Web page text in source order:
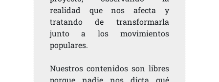
realidad que nos afecta y
tratando de transformarla
junto a los movimientos
populares.
Nuestros contenidos son libres
porque nadie nos dicta qué